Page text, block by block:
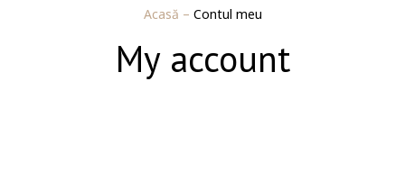
Acasă – Contul meu
My account